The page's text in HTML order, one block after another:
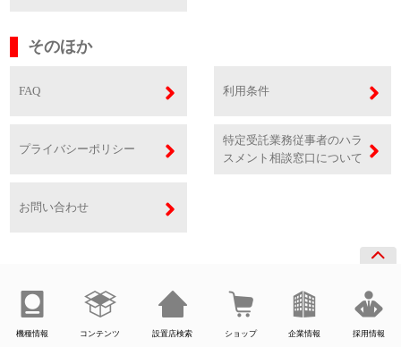
機種情報 コンテンツ 設置店検索 ショップ 企業情報 採用情報
そのほか
FAQ 利用条件
プライバシーポリシー
特定受託業務従事者のハラ
スメント相談窓口について
お問い合わせ